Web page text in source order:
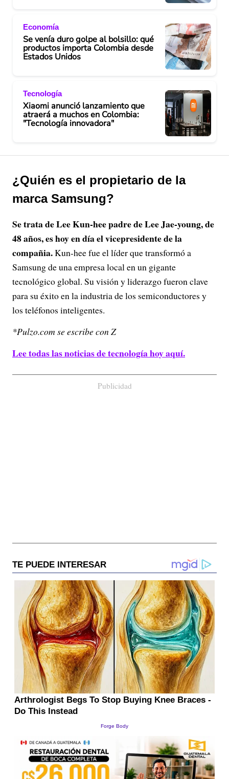
Economía
Se venía duro golpe al bolsillo: qué
productos importa Colombia desde
Estados Unidos
Tecnología
Xiaomi anunció lanzamiento que
atraerá a muchos en Colombia:
"Tecnología innovadora"
¿Quién es el propietario de la
marca Samsung?
Se trata de Lee Kun-hee padre de Lee Jae-young, de
48 años, es hoy en día el vicepresidente de la
compañia.Kun-hee fue el líder que transformó a
Samsung de una empresa local en un gigante
tecnológico global. Su visión y liderazgo fueron clave
para su éxito en la industria de los semiconductores y
los teléfonos inteligentes.
*Pulzo.com se escribe con Z
Lee todas las noticias de tecnología hoy aquí.
Publicidad